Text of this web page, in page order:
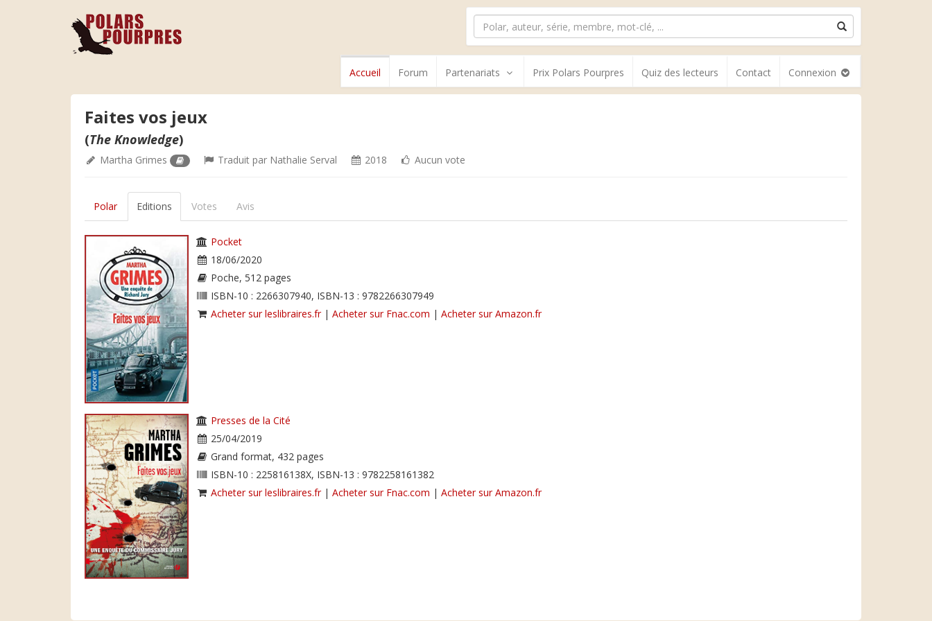
Accueil Forum Partenariats Prix Polars Pourpres Quiz des lecteurs Contact Connexion
Faites vos jeux
(The Knowledge)
Martha Grimes Traduit par Nathalie Serval 2018 Aucun vote
Polar Editions Votes Avis
Pocket
18/06/2020
Poche, 512 pages
ISBN-10 : 2266307940, ISBN-13 : 9782266307949
Acheter sur leslibraires.fr| Acheter sur Fnac.com | Acheter sur Amazon.fr
Presses de la Cité
25/04/2019
Grand format, 432 pages
ISBN-10 : 225816138X, ISBN-13 : 9782258161382
Acheter sur leslibraires.fr| Acheter sur Fnac.com | Acheter sur Amazon.fr